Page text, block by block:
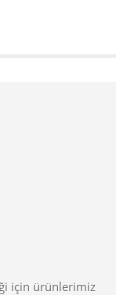
için ürünlerimiz